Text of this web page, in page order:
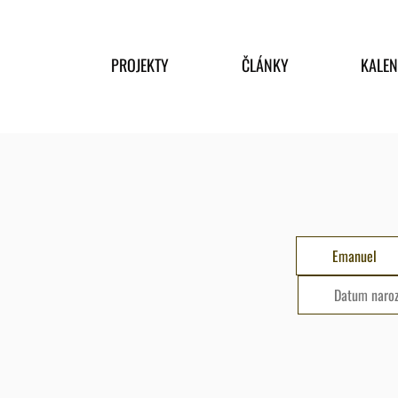
PROJEKTY ČLÁNKY